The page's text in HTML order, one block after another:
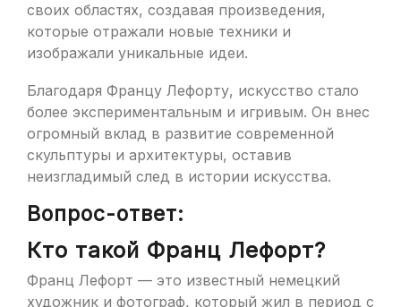
своих областях, создавая произведения,
которые отражали новые техники и
изображали уникальные идеи.
Благодаря Францу Лефорту, искусство стало
более экспериментальным и игривым. Он внес
огромный вклад в развитие современной
скульптуры и архитектуры, оставив
неизгладимый след в истории искусства.
Вопрос-ответ:
Кто такой Франц Лефорт?
Франц Лефорт — это известный немецкий
художник и фотограф, который жил в период с